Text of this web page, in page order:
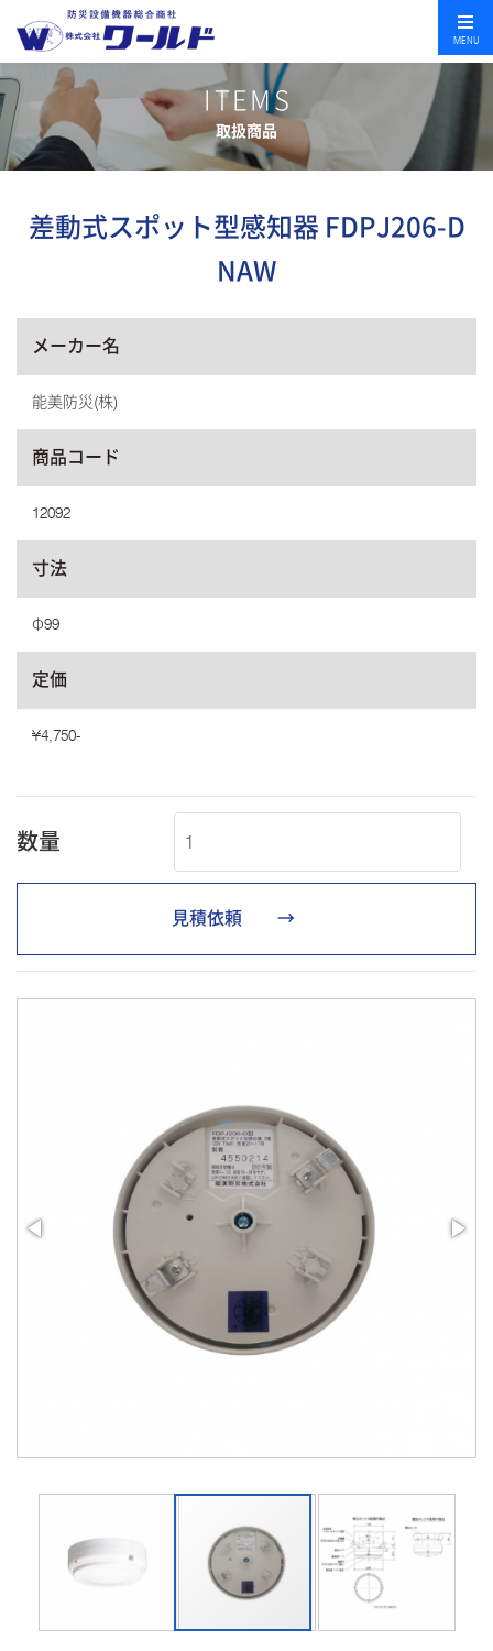
MENU
ITEMS
取扱商品
差動式スポット型感知器 FDPJ206-D
NAW
メーカー名
能美防災(株)
商品コード
12092
寸法
Φ99
定価
¥4,750-
数量